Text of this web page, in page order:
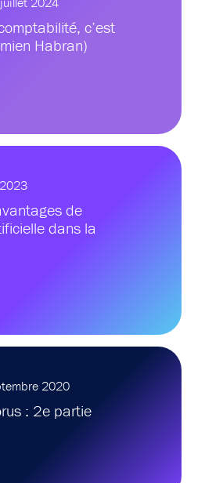
c’est
Habran)
de
dans la
2020
: 2e partie